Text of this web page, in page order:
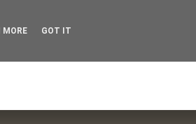
MORE GOT IT